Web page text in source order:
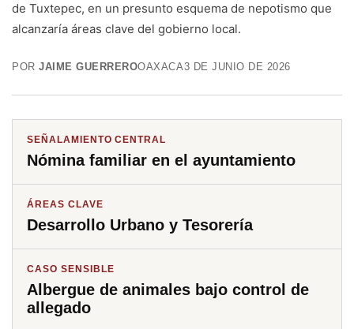
de Tuxtepec, en un presunto esquema de nepotismo que
alcanzaría áreas clave del gobierno local.
PORJAIME GUERREROOAXACA3 DE JUNIO DE 2026
SEÑALAMIENTO CENTRAL
Nómina familiar en el ayuntamiento
ÁREAS CLAVE
Desarrollo Urbano y Tesorería
CASO SENSIBLE
Albergue de animales bajo control de
allegado